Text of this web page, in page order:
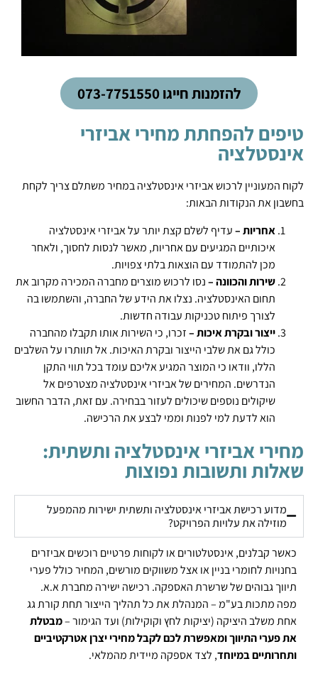
להזמנות חייגו 073-7751550
טיפים להפחתת מחירי אביזרי
אינסטלציה
לקוח המעוניין לרכוש אביזרי אינסטלציה במחיר משתלם צריך לקחת
בחשבון את הנקודות הבאות:
אחריות –עדיף לשלם קצת יותר על אביזרי אינסטלציה
איכותיים המגיעים עם אחריות, מאשר לנסות לחסוך, ולאחר
מכן להתמודד עם הוצאות בלתי צפויות.
שירות והכוונה –נסו לרכוש מוצרים מחברה המכירה מקרוב את
תחום האינסטלציה. נצלו את הידע של החברה, והשתמשו בה
לצורך פיתוח טכניקות עבודה חדשות.
ייצור ובקרת איכות –זכרו, כי השירות אותו תקבלו מהחברה
כולל גם את שלבי הייצור ובקרת האיכות. אל תוותרו על השלבים
הללו, וודאו כי המוצר המגיע אליכם עומד בכל תווי התקן
הנדרשים. המחירים של אביזרי אינסטלציה מצטרפים אל
שיקולים נוספים שיכולים לעזור בבחירה. עם זאת, הדבר החשוב
הוא לדעת למי לפנות וממי לבצע את הרכישה.
מחירי אביזרי אינסטלציה ותשתית:
שאלות ותשובות נפוצות
מדוע רכישת אביזרי אינסטלציה ותשתית ישירות מהמפעל
מוזילה את עלויות הפרויקט?
כאשר קבלנים, אינסטלטורים או לקוחות פרטיים רוכשים אביזרים
בחנויות לחומרי בניין או אצל משווקים מורשים, המחיר כולל פערי
תיווך גבוהים של שרשרת האספקה. רכישה ישירה מחברת א.א.
מפה מתכות בע"מ – המנהלת את כל תהליך הייצור תחת קורת גג
אחת משלב היציקה (יציקות לחץ וקוקילות) ועד הגימור –מבטלת
את פערי התיווך ומאפשרת לכם לקבל מחירי יצרן אטרקטיביים
ותחרותיים במיוחד, לצד אספקה מיידית מהמלאי.